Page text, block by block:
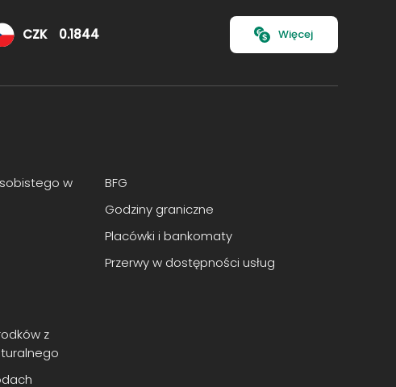
CZK 0.1844 Więcej
w
z
BFG
Godziny graniczne
Placówki i bankomaty
Przerwy w dostępności usług